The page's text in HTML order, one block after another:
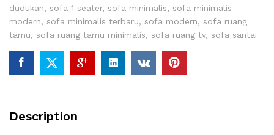
dudukan, sofa 1 seater, sofa minimalis, sofa minimalis
modern, sofa minimalis terbaru, sofa modern, sofa ruang
tamu, sofa ruang tamu minimalis, sofa ruang tv, sofa santai
Description